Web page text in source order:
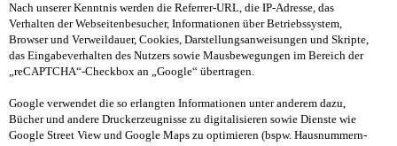
Nach unserer Kenntnis werden die Referrer-URL, die IP-Adresse, das
Verhalten der Webseitenbesucher, Informationen über Betriebssystem,
Browser und Verweildauer, Cookies, Darstellungsanweisungen und Skripte,
das Eingabeverhalten des Nutzers sowie Mausbewegungen im Bereich der
„reCAPTCHA“-Checkbox an „Google“ übertragen.
Google verwendet die so erlangten Informationen unter anderem dazu,
Bücher und andere Druckerzeugnisse zu digitalisieren sowie Dienste wie
Google Street View und Google Maps zu optimieren (bspw. Hausnummern-